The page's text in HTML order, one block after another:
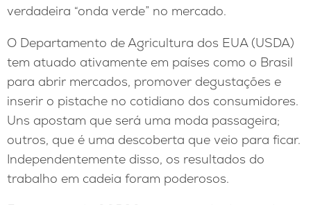
verdadeira “onda verde” no mercado.
O Departamento de Agricultura dos EUA (USDA)
tem atuado ativamente em países como o Brasil
para abrir mercados, promover degustações e
inserir o pistache no cotidiano dos consumidores.
Uns apostam que será uma moda passageira;
outros, que é uma descoberta que veio para ficar.
Independentemente disso, os resultados do
trabalho em cadeia foram poderosos.